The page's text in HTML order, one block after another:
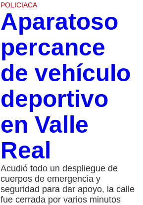
POLICIACA
Aparatoso
percance
de vehículo
deportivo
en Valle
Real
Acudió todo un despliegue de
cuerpos de emergencia y
seguridad para dar apoyo, la calle
fue cerrada por varios minutos